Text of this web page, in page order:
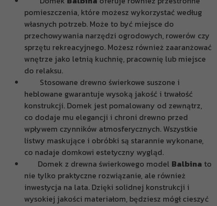
pomieszczenia, które możesz wykorzystać według
własnych potrzeb. Może to być miejsce do
przechowywania narzędzi ogrodowych, rowerów czy
sprzętu rekreacyjnego. Możesz również zaaranżować
wnętrze jako letnią kuchnię, pracownię lub miejsce
do relaksu.
Stosowane drewno świerkowe suszone i
heblowane gwarantuje wysoką jakość i trwałość
konstrukcji. Domek jest pomalowany od zewnątrz,
co dodaje mu elegancji i chroni drewno przed
wpływem czynników atmosferycznych. Wszystkie
listwy maskujące i obróbki są starannie wykonane,
co nadaje domkowi estetyczny wygląd.
Domek z drewna świerkowego model Balbina to
nie tylko praktyczne rozwiązanie, ale również
inwestycja na lata. Dzięki solidnej konstrukcji i
wysokiej jakości materiałom, będziesz mógł cieszyć